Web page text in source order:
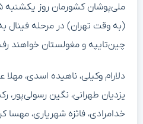
(به وقت تهران) در مرحله فینال
چین‌تایپه و مغولستان خواهند
دلارام وکیلی، ناهیده اسدی،
یزدیان طهرانی، نگین رسولی‌پور،
خدامرادی، فائزه شهریاری، مهسا